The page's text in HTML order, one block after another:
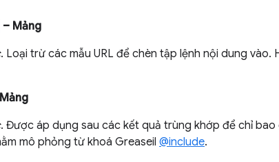
– Mảng
. Loại trừ các mẫu URL để chèn tập lệnh nội dung vào.
. Được áp dụng sau các kết quả trùng khớp để chỉ bao
mô phỏng từ khoá Greaseil @include.